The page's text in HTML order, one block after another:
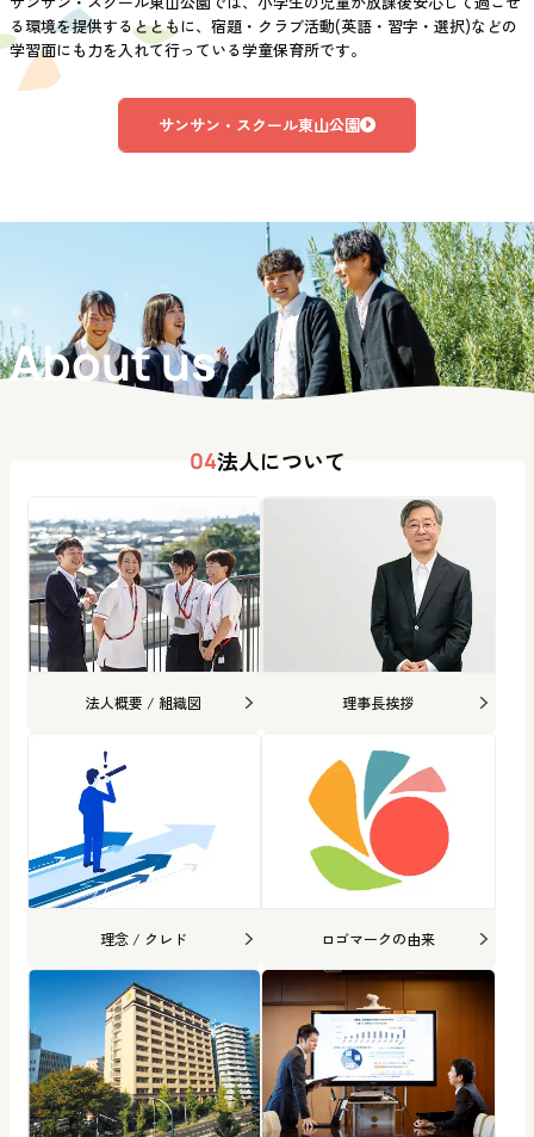
る環境を提供するとともに、宿題・クラブ活動(英語・習字・選択)などの
学習面にも力を入れて行っている学童保育所です。
サンサン・スクール東山公園
About us
04法人について
法人概要 / 組織図 理事長挨拶
理念 / クレド ロゴマークの由来